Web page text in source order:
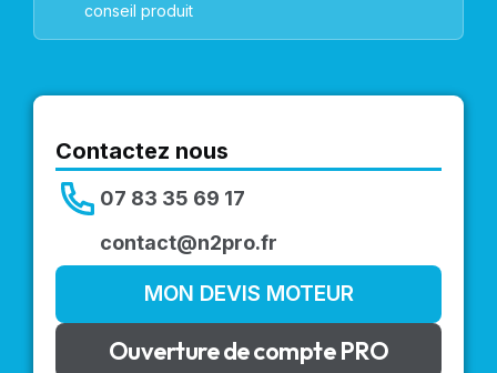
conseil produit
Contactez nous
07 83 35 69 17
contact@n2pro.fr
MON DEVIS MOTEUR
Ouverture de compte PRO